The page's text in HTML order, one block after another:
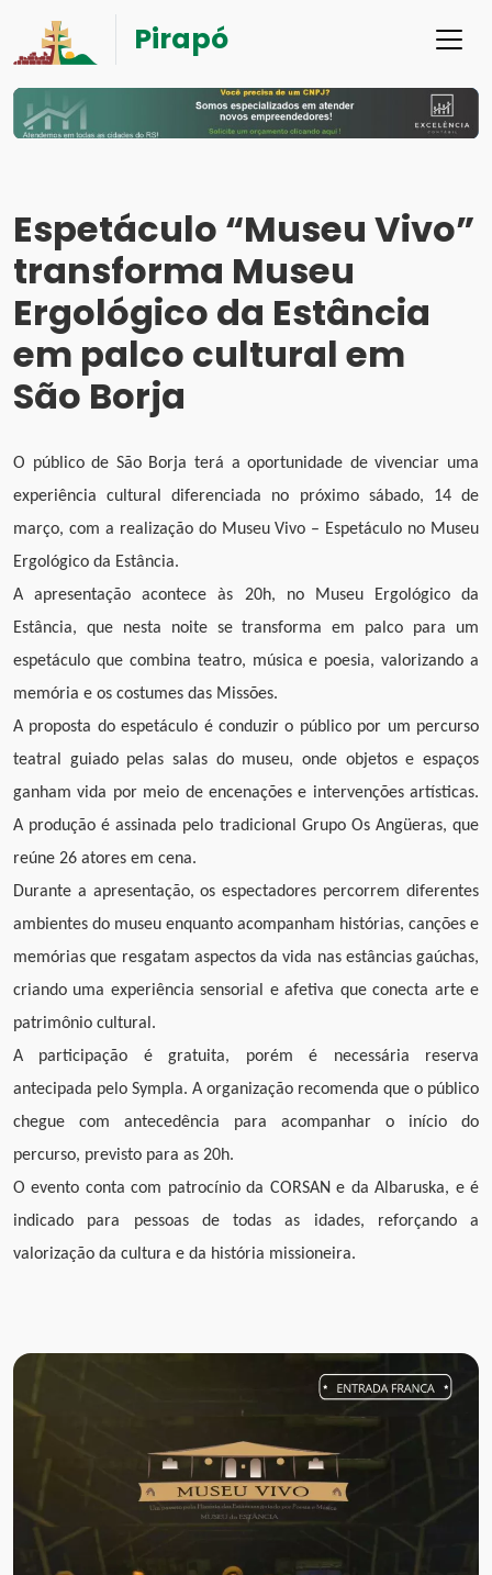
Pirapó
Espetáculo “Museu Vivo”
transforma Museu
Ergológico da Estância
em palco cultural em
São Borja
O público de São Borja terá a oportunidade de vivenciar uma
experiência cultural diferenciada no próximo sábado, 14 de
março, com a realização do Museu Vivo – Espetáculo no Museu
Ergológico da Estância.
A apresentação acontece às 20h, no Museu Ergológico da
Estância, que nesta noite se transforma em palco para um
espetáculo que combina teatro, música e poesia, valorizando a
memória e os costumes das Missões.
A proposta do espetáculo é conduzir o público por um percurso
teatral guiado pelas salas do museu, onde objetos e espaços
ganham vida por meio de encenações e intervenções artísticas.
A produção é assinada pelo tradicional Grupo Os Angüeras, que
reúne 26 atores em cena.
Durante a apresentação, os espectadores percorrem diferentes
ambientes do museu enquanto acompanham histórias, canções e
memórias que resgatam aspectos da vida nas estâncias gaúchas,
criando uma experiência sensorial e afetiva que conecta arte e
patrimônio cultural.
A participação é gratuita, porém é necessária reserva
antecipada pelo Sympla. A organização recomenda que o público
chegue com antecedência para acompanhar o início do
percurso, previsto para as 20h.
O evento conta com patrocínio da CORSAN e da Albaruska, e é
indicado para pessoas de todas as idades, reforçando a
valorização da cultura e da história missioneira.